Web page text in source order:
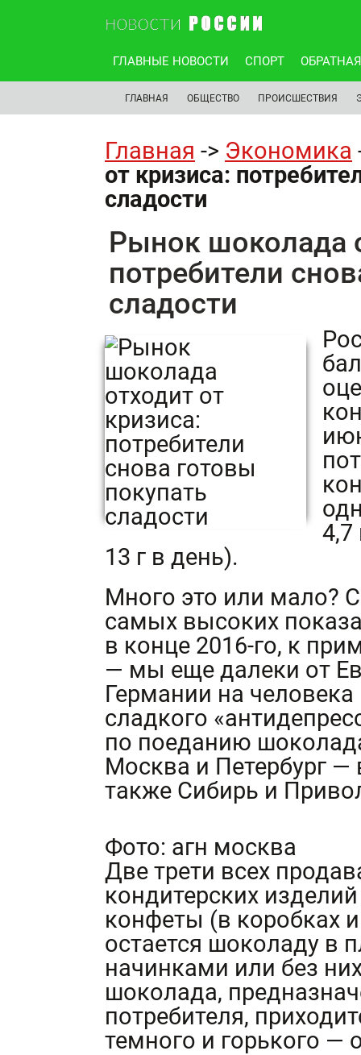
ГЛАВНЫЕ НОВОСТИ СПОРТ
ГЛАВНАЯ ОБЩЕСТВО ПРОИСШЕСТВИЯ
Главная -> Экономика
от кризиса:
сладости
Рынок шоколада
потребители
сладости
4,7
13 г в день).
Много это или мало?
самых высоких
в конце 2016-го, к
— мы еще далеки от
Германии на человека
сладкого
по поеданию
Москва и Петербург —
также Сибирь и
Фото: агн москва
Две трети всех
кондитерских
конфеты (в коробках
остается шоколаду в
начинками или без
шоколада,
потребителя,
темного и горького —